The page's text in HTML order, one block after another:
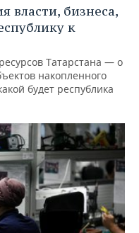
власти, бизнеса,
к
Татарстана — о
накопленного
будет республика